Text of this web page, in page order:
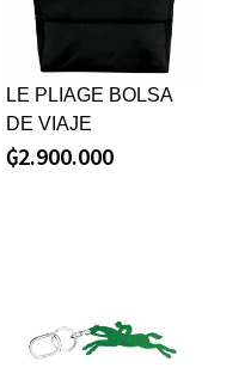
LE PLIAGE BOLSA
DE VIAJE
₲2.900.000